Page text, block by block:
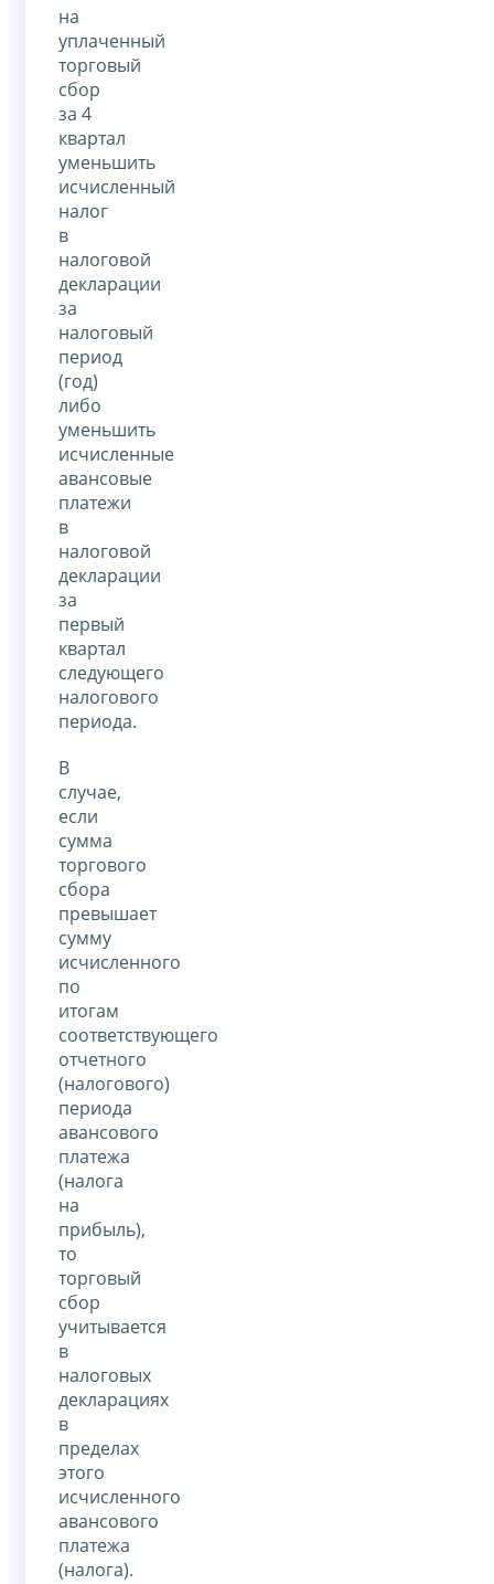
на
уплаченный
торговый
сбор
за 4
квартал
уменьшить
исчисленный
налог
в
налоговой
декларации
за
налоговый
период
(год)
либо
уменьшить
исчисленные
авансовые
платежи
в
налоговой
декларации
за
первый
квартал
следующего
налогового
периода.
В
случае,
если
сумма
торгового
сбора
превышает
сумму
исчисленного
по
итогам
соответствующего
отчетного
(налогового)
периода
авансового
платежа
(налога
на
прибыль),
то
торговый
сбор
учитывается
в
налоговых
декларациях
в
пределах
этого
исчисленного
авансового
платежа
(налога).